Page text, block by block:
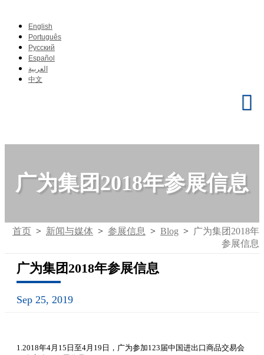
English
Português
Pусский
Español
العربية
中文
广为集团2018年参展信息
首页 > 新闻与媒体 > 参展信息 > Blog > 广为集团2018年
参展信息
广为集团2018年参展信息
Sep 25, 2019
1.2018年4月15日至4月19日，广为参加123届中国进出口商品交易会